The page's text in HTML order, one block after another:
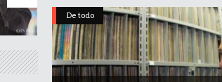
De todo